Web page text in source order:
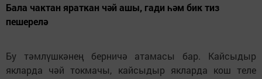
Бала чактан яраткан чәй ашы, гади һәм бик тиз
пешерелә
Бу тәмлүшкәнең берничә атамасы бар. Кайсыдыр
якларда чәй токмачы, кайсыдыр якларда кош теле